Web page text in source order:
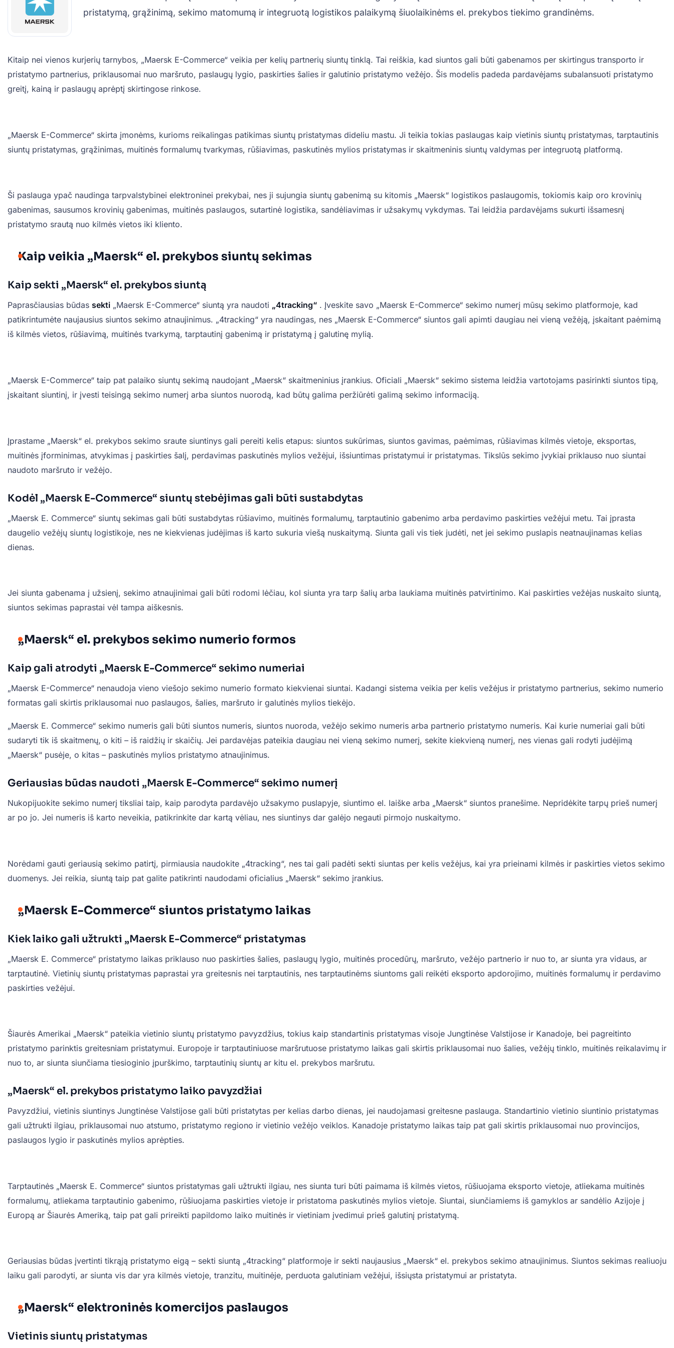
pristatymą, grąžinimą, sekimo matomumą ir integruotą logistikos palaikymą šiuolaikinėms el. prekybos tiekimo grandinėms.
Kitaip nei vienos kurjerių tarnybos, „Maersk E-Commerce“ veikia per kelių partnerių siuntų tinklą. Tai reiškia, kad siuntos gali būti gabenamos per skirtingus transporto ir
pristatymo partnerius, priklausomai nuo maršruto, paslaugų lygio, paskirties šalies ir galutinio pristatymo vežėjo. Šis modelis padeda pardavėjams subalansuoti pristatymo
greitį, kainą ir paslaugų aprėptį skirtingose rinkose.
„Maersk E-Commerce“ skirta įmonėms, kurioms reikalingas patikimas siuntų pristatymas dideliu mastu. Ji teikia tokias paslaugas kaip vietinis siuntų pristatymas, tarptautinis
siuntų pristatymas, grąžinimas, muitinės formalumų tvarkymas, rūšiavimas, paskutinės mylios pristatymas ir skaitmeninis siuntų valdymas per integruotą platformą.
Ši paslauga ypač naudinga tarpvalstybinei elektroninei prekybai, nes ji sujungia siuntų gabenimą su kitomis „Maersk“ logistikos paslaugomis, tokiomis kaip oro krovinių
gabenimas, sausumos krovinių gabenimas, muitinės paslaugos, sutartinė logistika, sandėliavimas ir užsakymų vykdymas. Tai leidžia pardavėjams sukurti išsamesnį
pristatymo srautą nuo kilmės vietos iki kliento.
Kaip veikia „Maersk“ el. prekybos siuntų sekimas
Kaip sekti „Maersk“ el. prekybos siuntą
Paprasčiausias būdas sekti „Maersk E-Commerce“ siuntą yra naudoti „4tracking“ . Įveskite savo „Maersk E-Commerce“ sekimo numerį mūsų sekimo platformoje, kad
patikrintumėte naujausius siuntos sekimo atnaujinimus. „4tracking“ yra naudingas, nes „Maersk E-Commerce“ siuntos gali apimti daugiau nei vieną vežėją, įskaitant paėmimą
iš kilmės vietos, rūšiavimą, muitinės tvarkymą, tarptautinį gabenimą ir pristatymą į galutinę mylią.
„Maersk E-Commerce“ taip pat palaiko siuntų sekimą naudojant „Maersk“ skaitmeninius įrankius. Oficiali „Maersk“ sekimo sistema leidžia vartotojams pasirinkti siuntos tipą,
įskaitant siuntinį, ir įvesti teisingą sekimo numerį arba siuntos nuorodą, kad būtų galima peržiūrėti galimą sekimo informaciją.
Įprastame „Maersk“ el. prekybos sekimo sraute siuntinys gali pereiti kelis etapus: siuntos sukūrimas, siuntos gavimas, paėmimas, rūšiavimas kilmės vietoje, eksportas,
muitinės įforminimas, atvykimas į paskirties šalį, perdavimas paskutinės mylios vežėjui, išsiuntimas pristatymui ir pristatymas. Tikslūs sekimo įvykiai priklauso nuo siuntai
naudoto maršruto ir vežėjo.
Kodėl „Maersk E-Commerce“ siuntų stebėjimas gali būti sustabdytas
„Maersk E. Commerce“ siuntų sekimas gali būti sustabdytas rūšiavimo, muitinės formalumų, tarptautinio gabenimo arba perdavimo paskirties vežėjui metu. Tai įprasta
daugelio vežėjų siuntų logistikoje, nes ne kiekvienas judėjimas iš karto sukuria viešą nuskaitymą. Siunta gali vis tiek judėti, net jei sekimo puslapis neatnaujinamas kelias
dienas.
Jei siunta gabenama į užsienį, sekimo atnaujinimai gali būti rodomi lėčiau, kol siunta yra tarp šalių arba laukiama muitinės patvirtinimo. Kai paskirties vežėjas nuskaito siuntą,
siuntos sekimas paprastai vėl tampa aiškesnis.
„Maersk“ el. prekybos sekimo numerio formos
Kaip gali atrodyti „Maersk E-Commerce“ sekimo numeriai
„Maersk E-Commerce“ nenaudoja vieno viešojo sekimo numerio formato kiekvienai siuntai. Kadangi sistema veikia per kelis vežėjus ir pristatymo partnerius, sekimo numerio
formatas gali skirtis priklausomai nuo paslaugos, šalies, maršruto ir galutinės mylios tiekėjo.
„Maersk E. Commerce“ sekimo numeris gali būti siuntos numeris, siuntos nuoroda, vežėjo sekimo numeris arba partnerio pristatymo numeris. Kai kurie numeriai gali būti
sudaryti tik iš skaitmenų, o kiti – iš raidžių ir skaičių. Jei pardavėjas pateikia daugiau nei vieną sekimo numerį, sekite kiekvieną numerį, nes vienas gali rodyti judėjimą
„Maersk“ pusėje, o kitas – paskutinės mylios pristatymo atnaujinimus.
Geriausias būdas naudoti „Maersk E-Commerce“ sekimo numerį
Nukopijuokite sekimo numerį tiksliai taip, kaip parodyta pardavėjo užsakymo puslapyje, siuntimo el. laiške arba „Maersk“ siuntos pranešime. Nepridėkite tarpų prieš numerį
ar po jo. Jei numeris iš karto neveikia, patikrinkite dar kartą vėliau, nes siuntinys dar galėjo negauti pirmojo nuskaitymo.
Norėdami gauti geriausią sekimo patirtį, pirmiausia naudokite „4tracking“, nes tai gali padėti sekti siuntas per kelis vežėjus, kai yra prieinami kilmės ir paskirties vietos sekimo
duomenys. Jei reikia, siuntą taip pat galite patikrinti naudodami oficialius „Maersk“ sekimo įrankius.
„Maersk E-Commerce“ siuntos pristatymo laikas
Kiek laiko gali užtrukti „Maersk E-Commerce“ pristatymas
„Maersk E. Commerce“ pristatymo laikas priklauso nuo paskirties šalies, paslaugų lygio, muitinės procedūrų, maršruto, vežėjo partnerio ir nuo to, ar siunta yra vidaus, ar
tarptautinė. Vietinių siuntų pristatymas paprastai yra greitesnis nei tarptautinis, nes tarptautinėms siuntoms gali reikėti eksporto apdorojimo, muitinės formalumų ir perdavimo
paskirties vežėjui.
Šiaurės Amerikai „Maersk“ pateikia vietinio siuntų pristatymo pavyzdžius, tokius kaip standartinis pristatymas visoje Jungtinėse Valstijose ir Kanadoje, bei pagreitinto
pristatymo parinktis greitesniam pristatymui. Europoje ir tarptautiniuose maršrutuose pristatymo laikas gali skirtis priklausomai nuo šalies, vežėjų tinklo, muitinės reikalavimų ir
nuo to, ar siunta siunčiama tiesioginio įpurškimo, tarptautinių siuntų ar kitu el. prekybos maršrutu.
„Maersk“ el. prekybos pristatymo laiko pavyzdžiai
Pavyzdžiui, vietinis siuntinys Jungtinėse Valstijose gali būti pristatytas per kelias darbo dienas, jei naudojamasi greitesne paslauga. Standartinio vietinio siuntinio pristatymas
gali užtrukti ilgiau, priklausomai nuo atstumo, pristatymo regiono ir vietinio vežėjo veiklos. Kanadoje pristatymo laikas taip pat gali skirtis priklausomai nuo provincijos,
paslaugos lygio ir paskutinės mylios aprėpties.
Tarptautinės „Maersk E. Commerce“ siuntos pristatymas gali užtrukti ilgiau, nes siunta turi būti paimama iš kilmės vietos, rūšiuojama eksporto vietoje, atliekama muitinės
formalumų, atliekama tarptautinio gabenimo, rūšiuojama paskirties vietoje ir pristatoma paskutinės mylios vietoje. Siuntai, siunčiamiems iš gamyklos ar sandėlio Azijoje į
Europą ar Šiaurės Ameriką, taip pat gali prireikti papildomo laiko muitinės ir vietiniam įvedimui prieš galutinį pristatymą.
Geriausias būdas įvertinti tikrąją pristatymo eigą – sekti siuntą „4tracking“ platformoje ir sekti naujausius „Maersk“ el. prekybos sekimo atnaujinimus. Siuntos sekimas realiuoju
laiku gali parodyti, ar siunta vis dar yra kilmės vietoje, tranzitu, muitinėje, perduota galutiniam vežėjui, išsiųsta pristatymui ar pristatyta.
„Maersk“ elektroninės komercijos paslaugos
Vietinis siuntų pristatymas